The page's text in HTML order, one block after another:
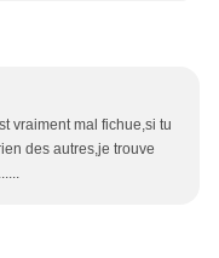
vraiment mal fichue,si tu
des autres,je trouve